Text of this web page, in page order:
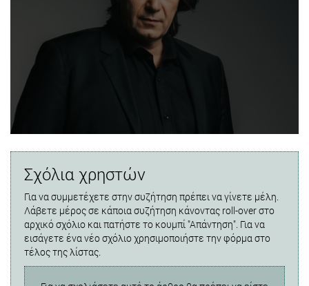
Σχόλια χρηστών
Για να συμμετέχετε στην συζήτηση πρέπει να γίνετε μέλη.
Λάβετε μέρος σε κάποια συζήτηση κάνοντας roll-over στο
αρχικό σχόλιο και πατήστε το κουμπί "Απάντηση". Για να
εισάγετε ένα νέο σχόλιο χρησιμοποιήστε την φόρμα στο
τέλος της λίστας.